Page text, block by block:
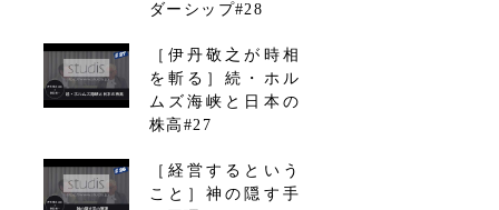
ダーシップ#28
［伊丹敬之が時相
を斬る］続・ホル
ムズ海峡と日本の
株高#27
［経営するという
こと］神の隠す手